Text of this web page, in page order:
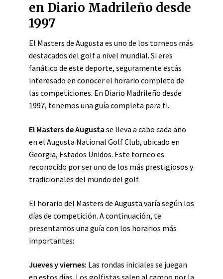
en Diario Madrileño desde
1997
El Masters de Augusta es uno de los torneos más
destacados del golf a nivel mundial. Si eres
fanático de este deporte, seguramente estás
interesado en conocer el horario completo de
las competiciones. En Diario Madrileño desde
1997, tenemos una guía completa para ti.
El Masters de Augusta se lleva a cabo cada año
en el Augusta National Golf Club, ubicado en
Georgia, Estados Unidos. Este torneo es
reconocido por ser uno de los más prestigiosos y
tradicionales del mundo del golf.
El horario del Masters de Augusta varía según los
días de competición. A continuación, te
presentamos una guía con los horarios más
importantes:
Jueves y viernes: Las rondas iniciales se juegan
en estos días. Los golfistas salen al campo por la